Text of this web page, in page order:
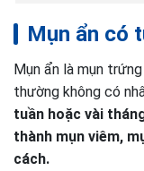
Mụn ẩn có
Mụn ẩn là mụn
thường không có
tuần hoặc vài
thành mụn viêm,
cách.